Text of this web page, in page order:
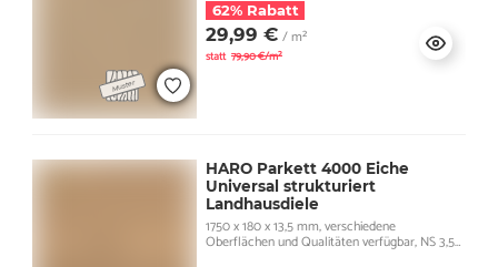
62% Rabatt
29,99 € / m²
statt 79,90 €/m²
HARO Parkett 4000 Eiche
Universal strukturiert
Landhausdiele
1750 x 180 x 13,5 mm, verschiedene
Oberflächen und Qualitäten verfügbar, NS 3,5